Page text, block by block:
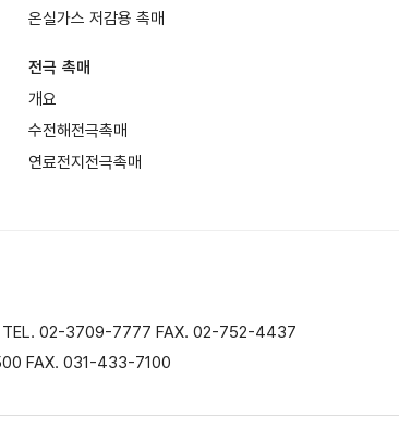
온실가스 저감용 촉매
전극 촉매
개요
수전해전극촉매
연료전지전극촉매
층 TEL. 02-3709-7777 FAX. 02-752-4437
FAX. 031-433-7100